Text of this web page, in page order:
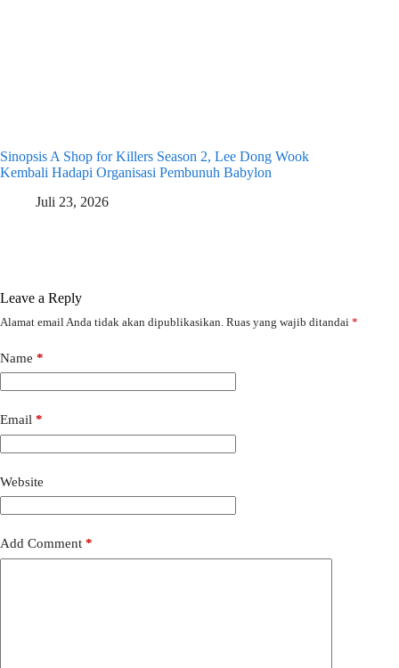
Sinopsis A Shop for Killers Season 2, Lee Dong Wook
Kembali Hadapi Organisasi Pembunuh Babylon
Juli 23, 2026
Leave a Reply
Alamat email Anda tidak akan dipublikasikan. Ruas yang wajib ditandai *
Name *
Email *
Website
Add Comment *